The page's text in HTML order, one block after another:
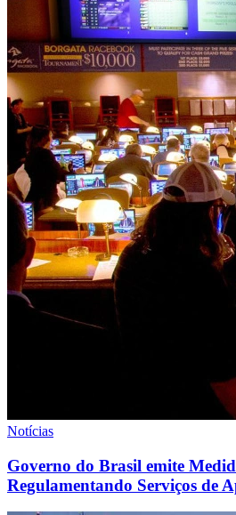
Notícias
Governo do Brasil emite
Regulamentando Serviços de